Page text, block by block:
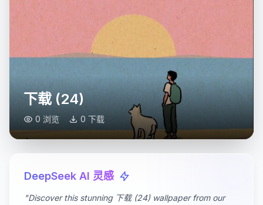
下载 (24)
0 浏览 0 下载
DeepSeek AI 灵感
"Discover this stunning 下载 (24) wallpaper from our